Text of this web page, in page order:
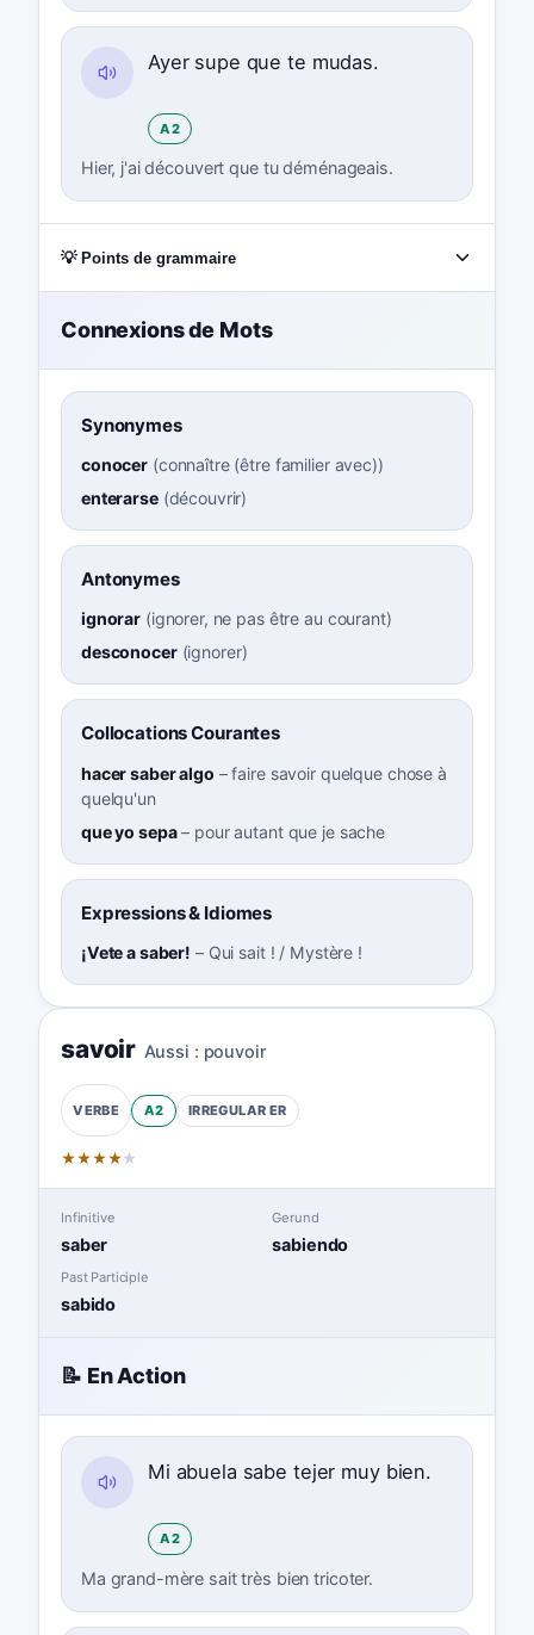
Ayer supe que te mudas.
A2
Hier, j'ai découvert que tu déménageais.
💡 Points de grammaire
Connexions de Mots
Synonymes
conocer (connaître (être familier avec))
enterarse(découvrir)
Antonymes
ignorar (ignorer, ne pas être au courant)
desconocer(ignorer)
Collocations Courantes
hacer saber algo –faire savoir quelque chose à
quelqu'un
que yo sepa– pour autant que je sache
Expressions & Idiomes
¡Vete a saber! – Qui sait ! / Mystère !
savoir Aussi : pouvoir
VERBE A2 IRREGULAR ER
★★★★★
Infinitive
saber
Gerund
sabiendo
Past Participle
sabido
📝 En Action
Mi abuela sabe tejer muy bien.
A2
Ma grand-mère sait très bien tricoter.